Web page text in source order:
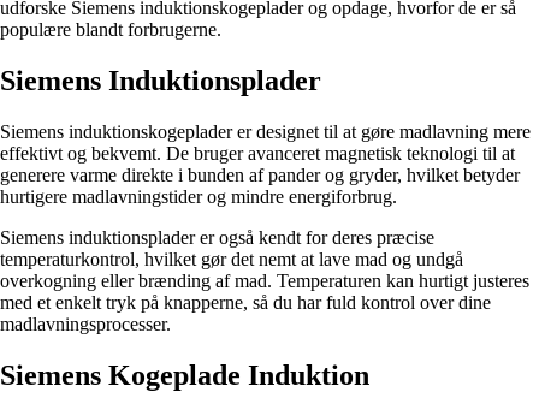
udforske Siemens induktionskogeplader og opdage, hvorfor de er så
populære blandt forbrugerne.
Siemens Induktionsplader
Siemens induktionskogeplader er designet til at gøre madlavning mere
effektivt og bekvemt. De bruger avanceret magnetisk teknologi til at
generere varme direkte i bunden af ​​pander og gryder, hvilket betyder
hurtigere madlavningstider og mindre energiforbrug.
Siemens induktionsplader er også kendt for deres præcise
temperaturkontrol, hvilket gør det nemt at lave mad og undgå
overkogning eller brænding af mad. Temperaturen kan hurtigt justeres
med et enkelt tryk på knapperne, så du har fuld kontrol over dine
madlavningsprocesser.
Siemens Kogeplade Induktion